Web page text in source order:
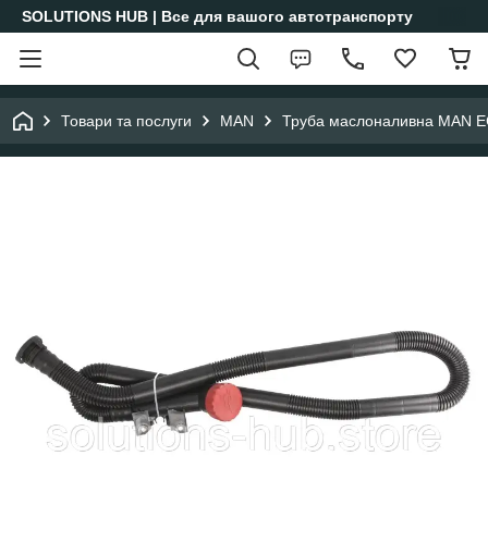
SOLUTIONS HUB | Все для вашого автотранспорту
Товари та послуги MAN Труба маслоналивна MAN